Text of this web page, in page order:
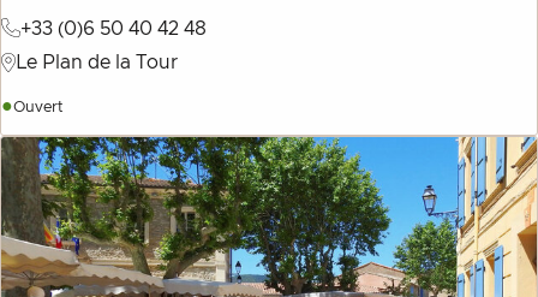
+33 (0)6 50 40 42 48
Le Plan de la Tour
●Ouvert